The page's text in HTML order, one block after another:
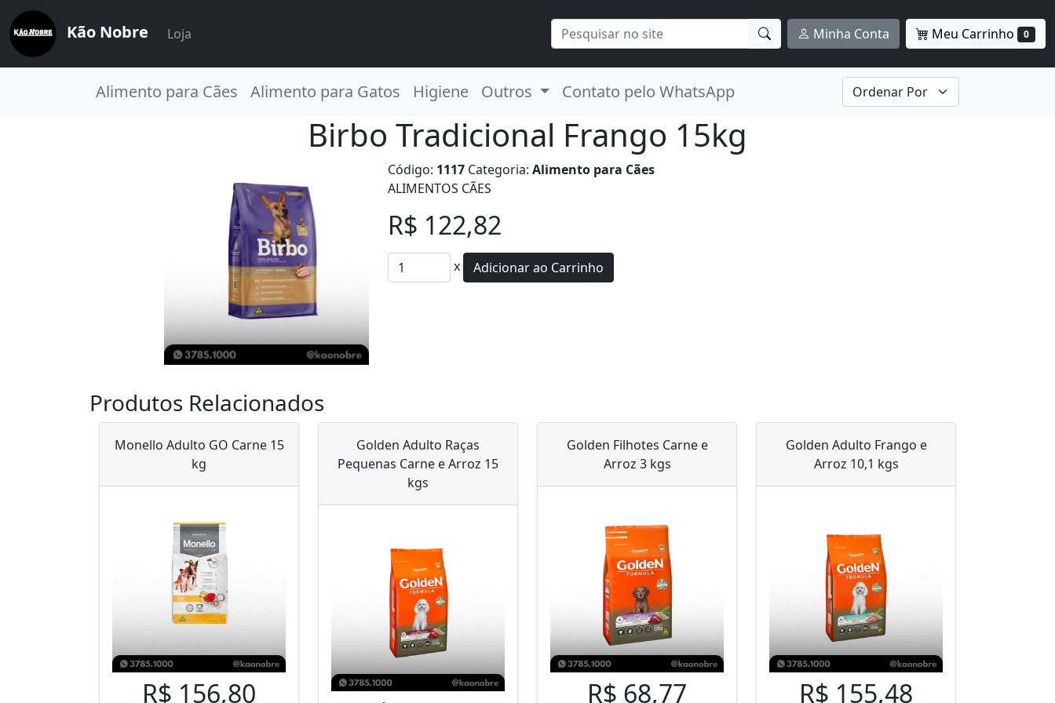
Kão Nobre Loja Minha Conta Meu Carrinho 0
Alimento para Cães Alimento para Gatos Higiene Outros Contato pelo WhatsApp
Birbo Tradicional Frango 15kg
Código: 1117 Categoria: Alimento para Cães
ALIMENTOS CÃES
R$ 122,82
x Adicionar ao Carrinho
Produtos Relacionados
Monello Adulto GO Carne 15
kg
R$ 156,80
Golden Adulto Raças
Pequenas Carne e Arroz 15
kgs
Golden Filhotes Carne e
Arroz 3 kgs
R$ 68,77
Golden Adulto Frango e
Arroz 10,1 kgs
R$ 155,48